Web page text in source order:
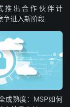
推出合作伙伴计
争进入新阶段
成熟度：MSP如何